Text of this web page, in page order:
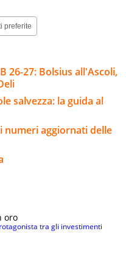
preferite
26-27: Bolsius all'Ascoli,
salvezza: la guida al
numeri aggiornati delle
oro
tra gli investimenti